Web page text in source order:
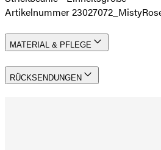
Artikelnummer
MATERIAL & PFLEGE
RÜCKSENDUNGEN